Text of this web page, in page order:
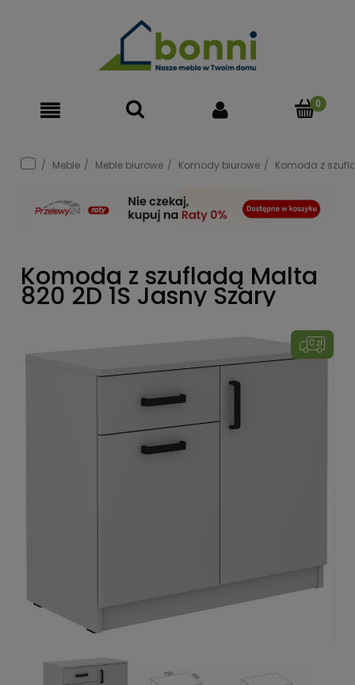
Meble Meble biurowe Komody biurowe Komoda z
Komoda z szufladą Malta
820 2D 1S Jasny Szary